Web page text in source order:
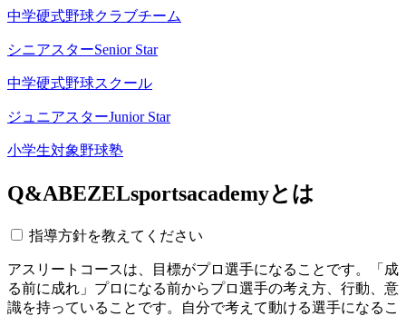
中学硬式野球クラブチーム
シニアスターSenior Star
中学硬式野球スクール
ジュニアスターJunior Star
小学生対象野球塾
Q&ABEZELsportsacademyとは
指導方針を教えてください
アスリートコースは、目標がプロ選手になることです。「成
る前に成れ」プロになる前からプロ選手の考え方、行動、意
識を持っていることです。自分で考えて動ける選手になるこ